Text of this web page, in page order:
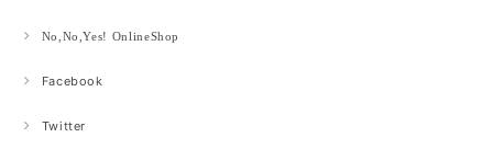
プレゼント用に購入させて頂きました!相手も喜んでくれて嬉しかったです·͜·
No,No,Yes! OnlineShop
Facebook
Twitter